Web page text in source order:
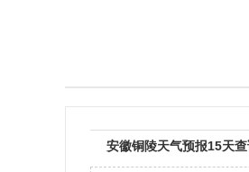
安徽铜陵天气预报15天